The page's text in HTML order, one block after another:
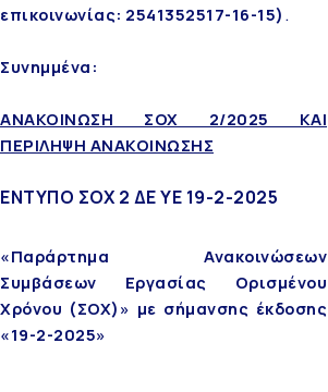
επικοινωνίας: 2541352517-16-15) .
Συνημμένα:
ΑΝΑΚΟΙΝΩΣΗ ΣΟΧ 2/2025 ΚΑΙ
ΠΕΡΙΛΗΨΗ ΑΝΑΚΟΙΝΩΣΗΣ
ΕΝΤΥΠΟ ΣΟΧ 2 ΔΕ ΥΕ 19-2-2025
«Παράρτημα Ανακοινώσεων
Συμβάσεων Εργασίας Ορισμένου
Χρόνου (ΣΟΧ)» με σήμανσης έκδοσης
«19-2-2025»